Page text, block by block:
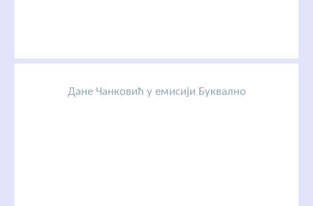
Дане Чанковић у емисији Буквално